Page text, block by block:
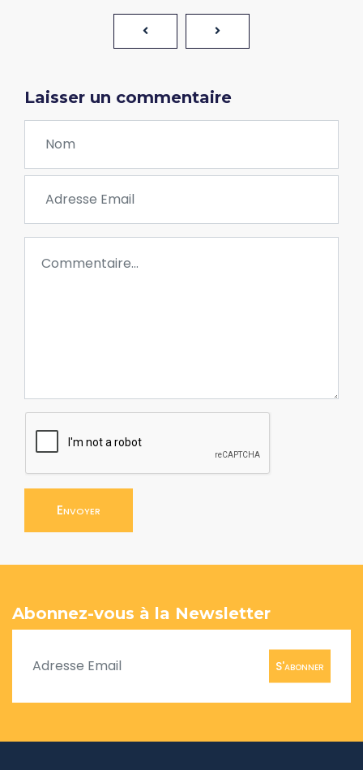
Laisser un commentaire
Envoyer
Abonnez-vous à la Newsletter
S'abonner